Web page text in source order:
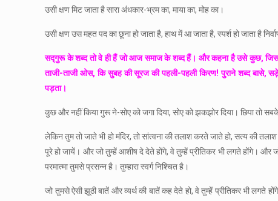
उसी क्षण मिट जाता है सारा अंधकार-भ्रम का, माया का, मोह का।
उसी क्षण उस महत पद का छूना हो जाता है, हाथ में आ जाता है, स्पर्श हो जाता है
सद्गुरू के शब्द तो वे ही हैं जो आज समाज के शब्द हैं। और कहना है उसे कुछ,
ताजी-ताजी ओस, कि सुबह की सूरज की पहली-पहली किरण! पुराने शब्द बासे,
पड़ता।
कुछ और नहीं किया गुरू ने-सोए को जगा दिया, सोए को झकझोर दिया। छिपा तो
लेकिन तुम तो जाते भी हो मंदिर, तो सांत्वना की तलाश करते जाते हो, सत्य की
पूरे हो जायें। और जो तुम्हें आशीष दे देते होंगे, वे तुम्हें प्रीतिकर भी लगते होंगे। और
परमात्मा तुमसे प्रसन्न है। तुम्हारा स्वर्ग निश्चित है।
जो तुमसे ऐसी झूठी बातें और व्यर्थ की बातें कह देते हो, वे तुम्हें प्रीतिकर भी लगते